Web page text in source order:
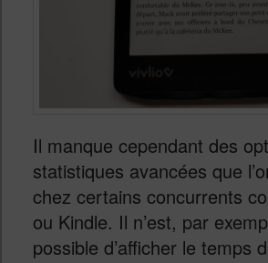
Il manque cependant des
statistiques avancées que
chez certains concurrents
ou Kindle. Il n’est, par
possible d’afficher le temps